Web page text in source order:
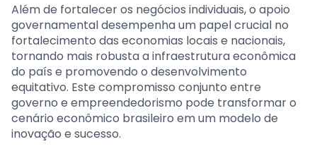
Além de fortalecer os negócios individuais, o apoio
governamental desempenha um papel crucial no
fortalecimento das economias locais e nacionais,
tornando mais robusta a infraestrutura econômica
do país e promovendo o desenvolvimento
equitativo. Este compromisso conjunto entre
governo e empreendedorismo pode transformar o
cenário econômico brasileiro em um modelo de
inovação e sucesso.